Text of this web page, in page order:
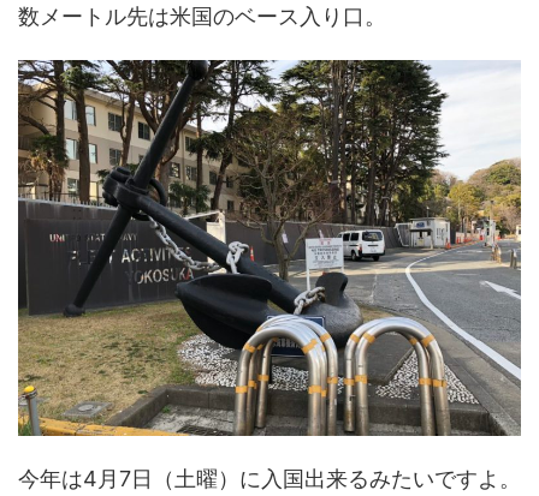
数メートル先は米国のベース入り口。
今年は4月7日（土曜）に入国出来るみたいですよ。